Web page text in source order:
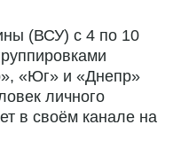
(ВСУ) с 4 по 10
«Юг» и «Днепр»
личного
в своём канале на